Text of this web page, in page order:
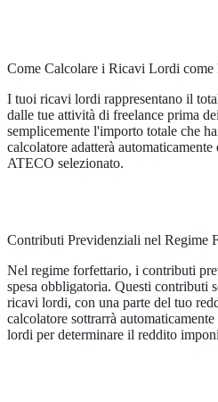
Come Calcolare i Ricavi Lordi come
I tuoi ricavi lordi rappresentano il
dalle tue attività di freelance prima
semplicemente l'importo totale che
calcolatore adatterà
ATECO selezionato.
Contributi Previdenziali nel Regime
Nel regime forfettario, i contributi
spesa obbligatoria. Questi contributi
ricavi lordi, con una parte del tuo
calcolatore sottrarrà
lordi per determinare il reddito